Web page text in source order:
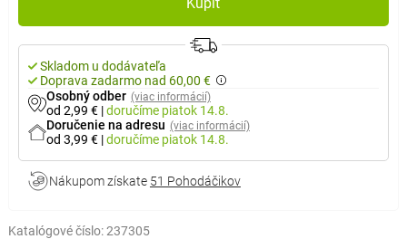
Skladom u dodávateľa
Doprava zadarmo nad 60,00 €
Osobný odber (viac informácií)
od 2,99 € |doručíme piatok 14.8.
Doručenie na adresu (viac informácií)
od 3,99 € |doručíme piatok 14.8.
Nákupom získate 51 Pohodáčikov
Katalógové číslo:237305